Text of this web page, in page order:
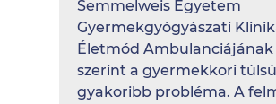
Semmelweis Egyetem
Gyermekgyógyászati
Életmód Ambulanciájának
szerint a gyermekkori
gyakoribb probléma. A